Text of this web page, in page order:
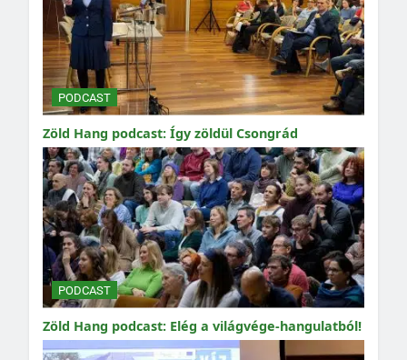
PODCAST
Zöld Hang podcast: Így zöldül Csongrád
PODCAST
Zöld Hang podcast: Elég a világvége-hangulatból!